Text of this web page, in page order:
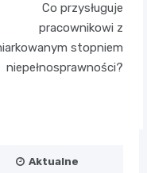
Co przysługuje
pracownikowi z
stopniem
niepełnosprawności?
Aktualne